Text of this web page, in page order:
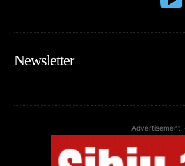
Newsletter
- Advertisement -